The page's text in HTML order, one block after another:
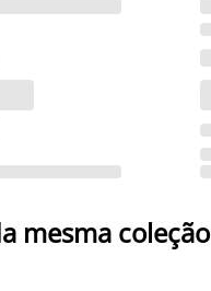
mesma coleção